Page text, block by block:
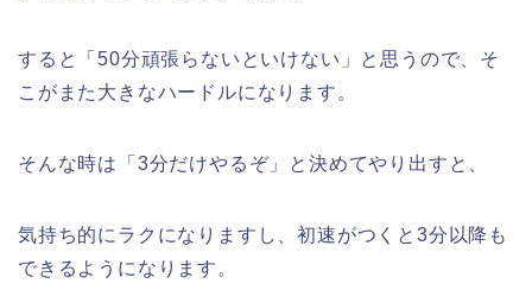
すると「50分頑張らないといけない」と思うので、そ
こがまた大きなハードルになります。
そんな時は「3分だけやるぞ」と決めてやり出すと、
気持ち的にラクになりますし、初速がつくと3分以降も
できるようになります。